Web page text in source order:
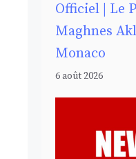
Officiel | Le
Maghnes
Monaco
6 août 2026